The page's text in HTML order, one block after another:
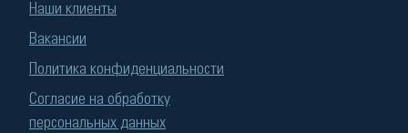
Наши клиенты
Вакансии
Политика конфиденциальности
Согласие на обработку
персональных данных